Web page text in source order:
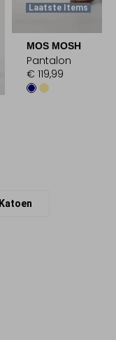
Laatste Items
MOS MOSH
Pantalon
€ 119,99
Katoen